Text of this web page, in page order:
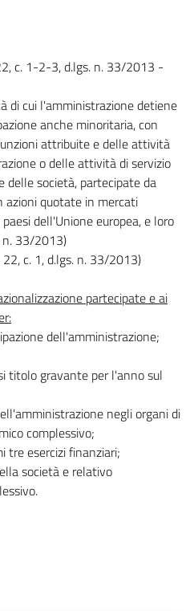
c. 1-2-3, d.lgs. n. 33/2013 -
di cui l'amministrazione detiene
anche minoritaria, con
attribuite e delle attività
o delle attività di servizio
delle società, partecipate da
azioni quotate in mercati
dell'Unione europea, e loro
n. 33/2013)
c. 1, d.lgs. n. 33/2013)
partecipate e ai
dell'amministrazione;
titolo gravante per l'anno sul
negli organi di
complessivo;
tre esercizi finanziari;
società e relativo